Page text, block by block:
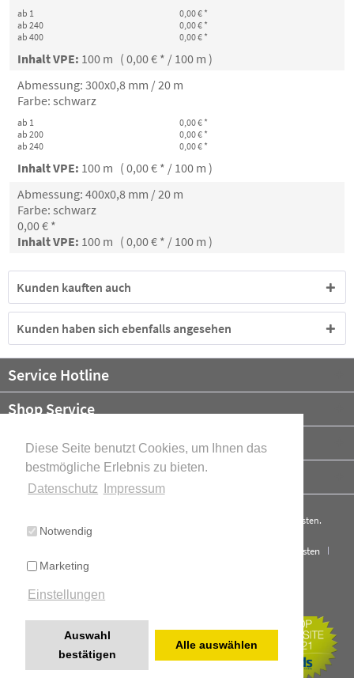
Diese Seite benutzt Cookies, um Ihnen das
bestmögliche Erlebnis zu bieten.
Datenschutz
Impressum
Notwendig
Marketing
Einstellungen
Auswahl
bestätigen
Alle auswählen
ab 1
0,00 € *
ab 240
0,00 € *
ab 400
0,00 € *
Inhalt VPE: 100 m ( 0,00 € * / 100 m )
Abmessung: 300x0,8 mm / 20 m
Farbe: schwarz
ab 1
0,00 € *
ab 200
0,00 € *
ab 240
0,00 € *
Inhalt VPE: 100 m ( 0,00 € * / 100 m )
Abmessung: 400x0,8 mm / 20 m
Farbe: schwarz
0,00 € *
Inhalt VPE: 100 m ( 0,00 € * / 100 m )
Kunden kauften auch
Kunden haben sich ebenfalls angesehen
Service Hotline
Shop Service
Informationen
Newsletter
Versandkosten.
Versand und Kosten
Realisiert mit Shopware